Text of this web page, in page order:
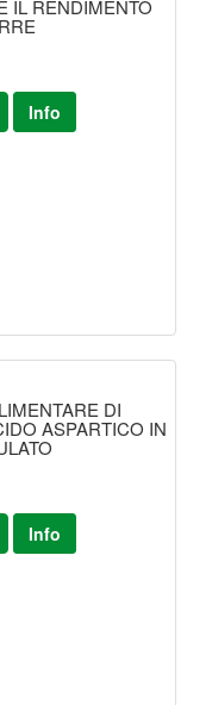
IL RENDIMENTO
Info
DI
ASPARTICO IN
Info